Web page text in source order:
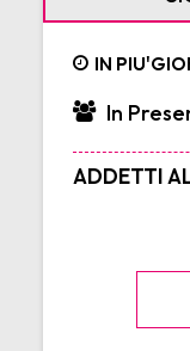
IN
In
ADDETTI